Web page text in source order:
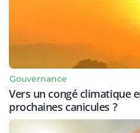
Gouvernance
Vers un congé climatique
prochaines canicules ?